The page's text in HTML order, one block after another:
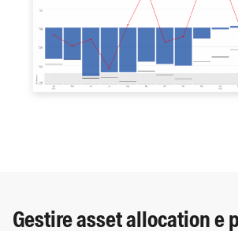
Gestire asset allocation e